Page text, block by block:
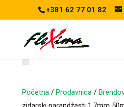
+381 62 77 01 82
Početna/ Prodavnica/